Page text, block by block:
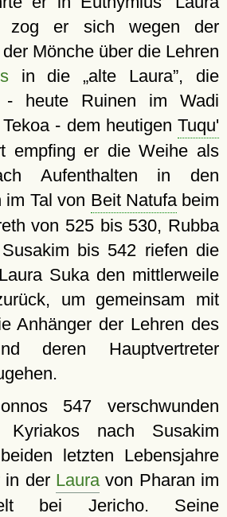
zog er sich wegen der
Mönche über die Lehren
in die alte Laura , die
- heute Ruinen im Wadi
- dem heutigen Tuqu'
empfing er die Weihe als
Aufenthalten in den
im Tal von Beit Natufabeim
von 525 bis 530, Rubba
bis 542 riefen die
Suka den mittlerweile
um gemeinsam mit
Anhänger der Lehren des
deren Hauptvertreter
547 verschwunden
nach Susakim
letzten Lebensjahre
in der Lauravon Pharan im
bei Jericho. Seine